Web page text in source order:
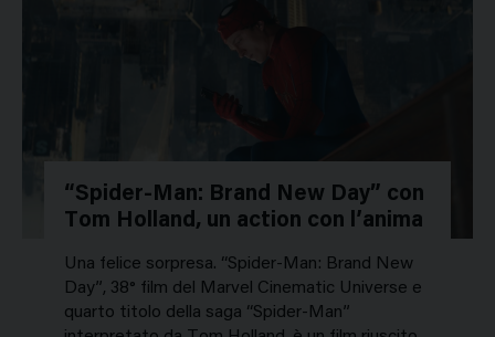
“Spider-Man: Brand New Day” con
Tom Holland, un action con l’anima
Una felice sorpresa. “Spider-Man: Brand New
Day”, 38° film del Marvel Cinematic Universe e
quarto titolo della saga “Spider-Man”